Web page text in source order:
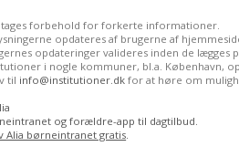
tages forbehold for forkerte informationer.
opdateres af brugerne af
opdateringer valideres inden de lægges
i nogle kommuner, bl.a. København,
til info@institutioner.dk for at høre om
og forældre-app til dagtilbud.
Alia børneintranet gratis